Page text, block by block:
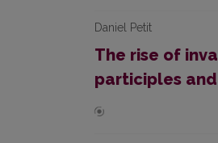
Daniel Petit
The rise of
participles